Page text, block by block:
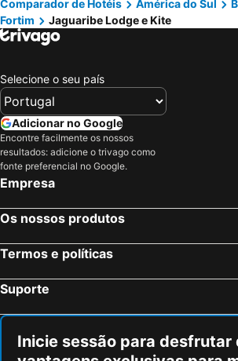
Comparador de Hotéis
América do Sul
Fortim
Jaguaribe Lodge e Kite
Selecione o seu país
Adicionar no Google
Encontre facilmente os nossos
resultados: adicione o trivago como
fonte preferencial no Google.
Empresa
Os nossos produtos
Termos e políticas
Suporte
Inicie sessão para desfrutar